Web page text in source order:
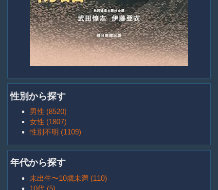
性別から探す
男性 (8520)
女性 (1807)
性別不明 (1109)
年代から探す
未出生〜10歳未満 (110)
10代 (5)